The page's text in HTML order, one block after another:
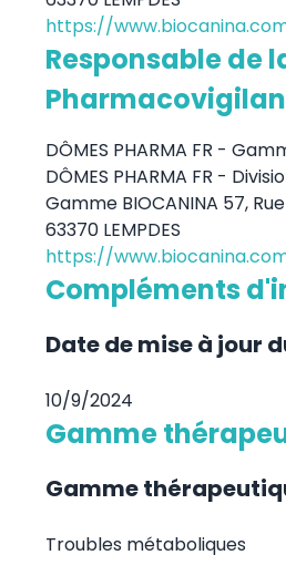
https://
Responsable de
DÔMES PHARMA FR -
DÔMES PHARMA FR -
Gamme BIOCANINA 57,
63370 LEMPDES
https://
Compléments
Date de mise à jour
10/9/2024
Gamme
Gamme
Troubles métaboliques